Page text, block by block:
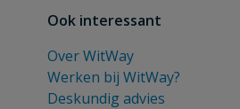
Ook interessant
Over WitWay
Werken bij WitWay?
Deskundig advies